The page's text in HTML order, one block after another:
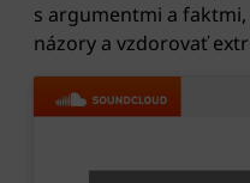
s argumentmi a
názory a vzdorovať